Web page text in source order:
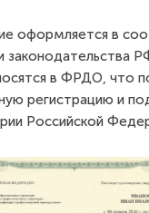
оформляется в
законодательства
в ФРДО, что
регистрацию и
Российской